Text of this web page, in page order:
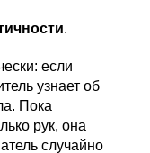
.
если
узнает об
Пока
рук, она
случайно